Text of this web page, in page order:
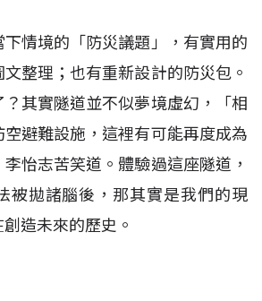
情境的「防災議題」，有實用的
整理；也有重新設計的防災包。
其實隧道並不似夢境虛幻，「相
避難設施，這裡有可能再度成為
怡志苦笑道。體驗過這座隧道，
被拋諸腦後，那其實是我們的現
造未來的歷史。